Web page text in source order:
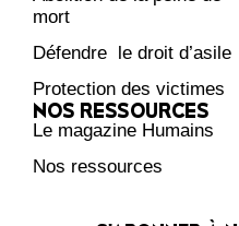
mort
Défendre le droit d’asile
Protection des victimes
NOS RESSOURCES
Le magazine Humains
Nos ressources